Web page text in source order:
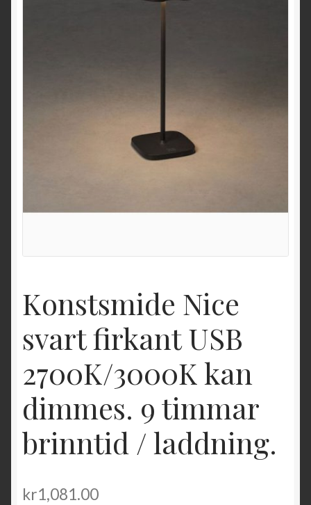
Konstsmide Nice
svart firkant USB
2700K/3000K kan
dimmes. 9 timmar
brinntid / laddning.
kr1,081.00